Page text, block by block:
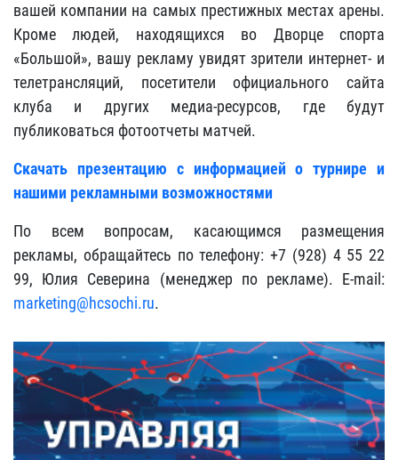
вашей компании на самых престижных местах арены.
Кроме людей, находящихся во Дворце спорта
«Большой», вашу рекламу увидят зрители интернет- и
телетрансляций, посетители официального сайта
клуба и других медиа-ресурсов, где будут
публиковаться фотоотчеты матчей.
Скачать презентацию с информацией о турнире и
нашими рекламными возможностями
По всем вопросам, касающимся размещения
рекламы, обращайтесь по телефону: +7 (928) 4 55 22
99, Юлия Северина (менеджер по рекламе). E-mail:
marketing@hcsochi.ru.